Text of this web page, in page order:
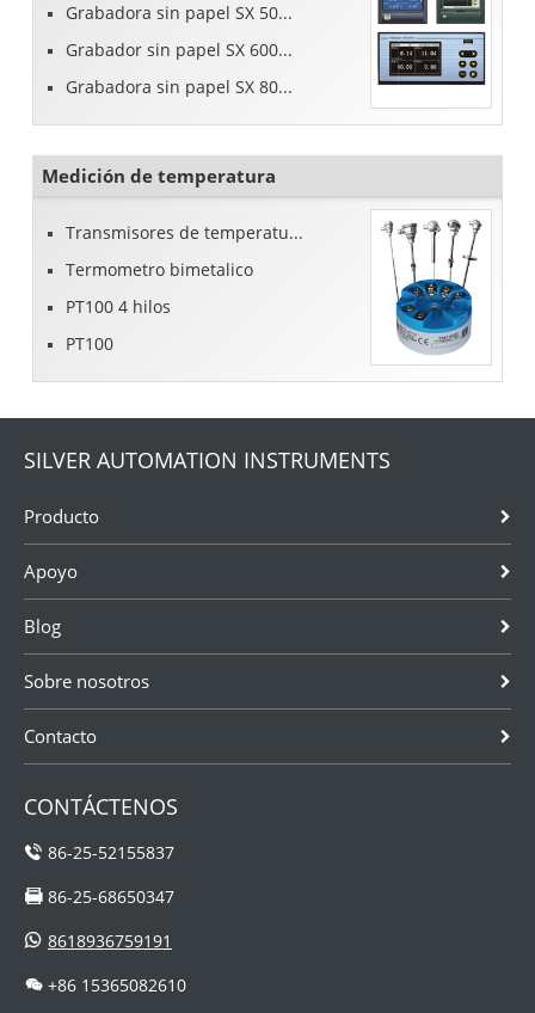
Grabadora sin papel SX 50...
Grabador sin papel SX 600...
Grabadora sin papel SX 80...
Medición de temperatura
Transmisores de temperatu...
Termometro bimetalico
PT100 4 hilos
PT100
SILVER AUTOMATION INSTRUMENTS
Producto
Apoyo
Blog
Sobre nosotros
Contacto
CONTÁCTENOS
86-25-52155837
86-25-68650347
8618936759191
+86 15365082610